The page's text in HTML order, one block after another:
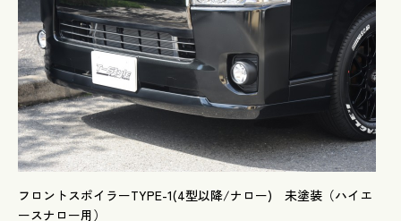
フロントスポイラーTYPE-1(4型以降/ナロー) 未塗装（ハイエ
ースナロー用）